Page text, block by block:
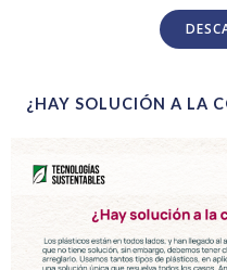
¿HAY SOLUCIÓN A LA